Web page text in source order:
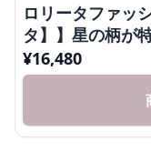
ロリータファッ
タ】】星の柄が
¥16,480